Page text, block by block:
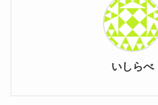
いしらべ